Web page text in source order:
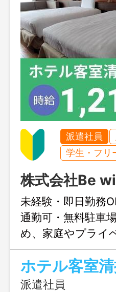
派遣社員
学生・フリ
株式会社Be
未経験・即日勤務
通勤可・無料駐車
め、家庭やプライ
合せのみも大歓迎
連絡ください。
ホテル客室
派遣社員